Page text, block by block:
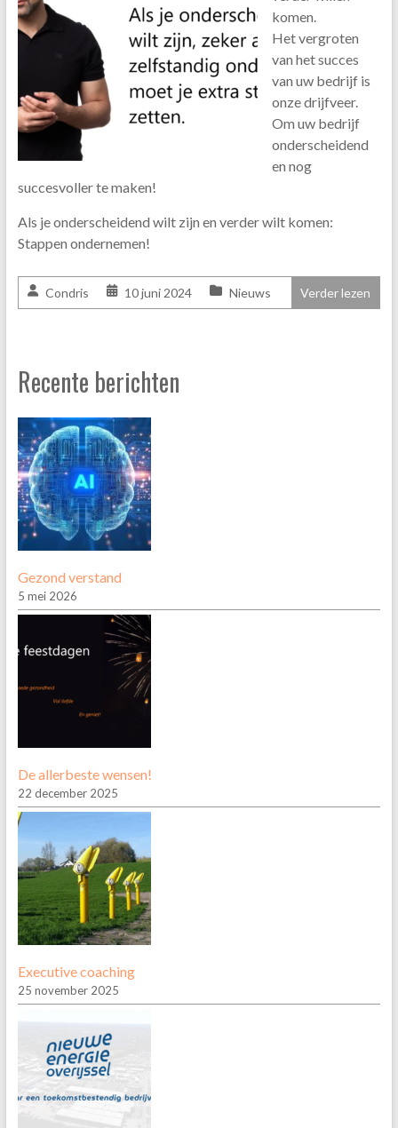
komen.
Het vergroten
van het succes
van uw bedrijf is
onze drijfveer.
Om uw bedrijf
onderscheidend
en nog
succesvoller te maken!
Als je onderscheidend wilt zijn en verder wilt komen:
Stappen ondernemen!
Condris 10 juni 2024 Nieuws Verder lezen
Recente berichten
Gezond verstand
5 mei 2026
De allerbeste wensen!
22 december 2025
Executive coaching
25 november 2025